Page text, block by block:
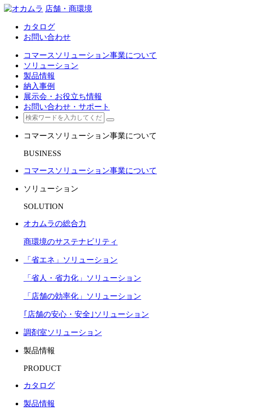
店舗・商環境
カタログ
お問い合わせ
コマースソリューション事業について
ソリューション
製品情報
納入事例
展示会・お役立ち情報
お問い合わせ・サポート
コマースソリューション事業について
BUSINESS
コマースソリューション事業について
ソリューション
SOLUTION
オカムラの総合力
商環境のサステナビリティ
「省エネ」ソリューション
「省人・省力化」ソリューション
「店舗の効率化」ソリューション
｢店舗の安心・安全｣ソリューション
調剤室ソリューション
製品情報
PRODUCT
カタログ
製品情報